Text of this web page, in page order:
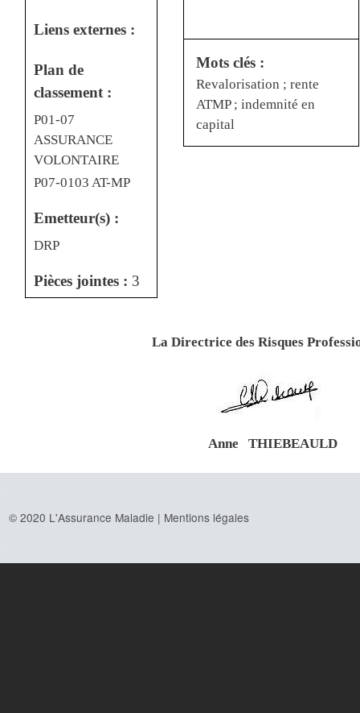
Liens externes :
Plan de
classement :
P01-07
ASSURANCE
VOLONTAIRE
P07-0103 AT-MP
Emetteur(s) :
DRP
Pièces jointes : 3
Mots clés :
Revalorisation ; rente
ATMP ; indemnité en
capital
La Directrice des Risques
Anne THIEBEAULD
© 2020 L'Assurance Maladie | Mentions légales